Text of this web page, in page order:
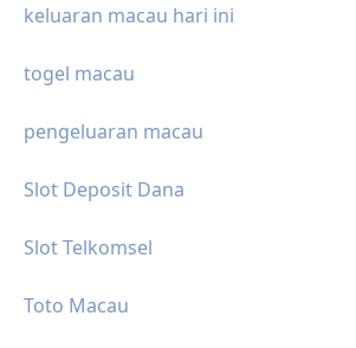
keluaran macau hari ini
togel macau
pengeluaran macau
Slot Deposit Dana
Slot Telkomsel
Toto Macau